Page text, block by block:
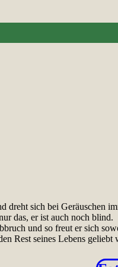
dreht sich bei Geräuschen
das, er ist auch noch blind.
und so freut er sich
Rest seines Lebens geliebt